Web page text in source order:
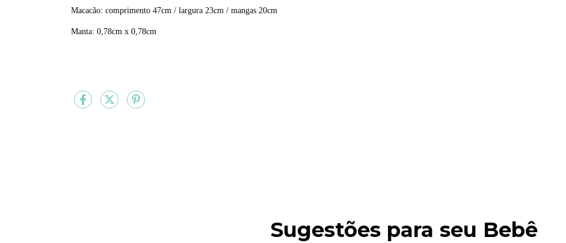
Macacão: comprimento 47cm / largura 23cm / mangas 20cm
Manta: 0,78cm x 0,78cm
Sugestões para seu Bebê